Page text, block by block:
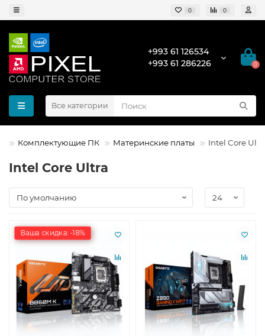
0 0
+993 61 126534
+993 61 286226
0
Все категории
Комплектующие ПК Материнские платы Intel Core
Intel Core Ultra
Ваша скидка: -18%